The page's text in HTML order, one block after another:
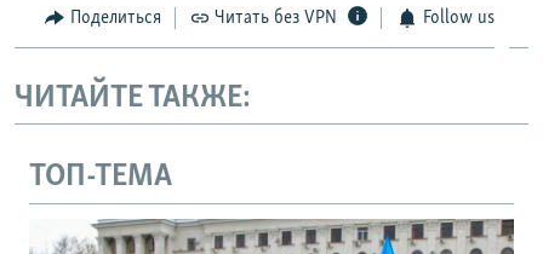
Поделиться Читать без VPN Follow us
ЧИТАЙТЕ ТАКЖЕ:
ТОП-ТЕМА